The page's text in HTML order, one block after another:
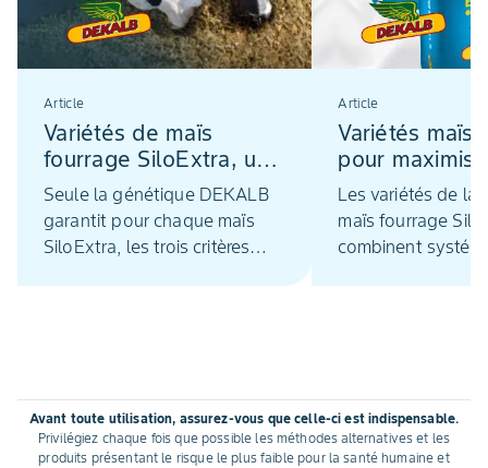
Article
Variétés de maïs
fourrage SiloExtra, une
génétique inédite à
DEKALB
Seule la génétique DEKALB
garantit pour chaque maïs
SiloExtra, les trois critères
dégradable et un bon niveau
de rendement. Ces variétés
ont bénéficié de vingt années
Article
Variétés maïs
pour
production
prendre soin
bovins
Les variétés de la
maïs fourrage
combinent
teneur en amidon
dégradable et le
Les éleveurs sont
Avant toute utilisation, assurez-vous que celle-ci est indispensable.
Privilégiez chaque fois que possible les méthodes alternatives et les
produits présentant le risque le plus faible pour la santé humaine et